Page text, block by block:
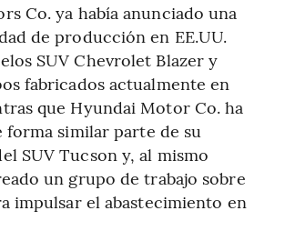
Co. ya había anunciado una
de producción en EE.UU.
SUV Chevrolet Blazer y
fabricados actualmente en
que Hyundai Motor Co. ha
forma similar parte de su
SUV Tucson y, al mismo
un grupo de trabajo sobre
impulsar el abastecimiento en